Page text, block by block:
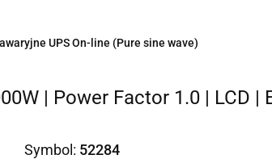
UPS On-line (Pure sine wave)
| Power Factor 1.0 | LCD |
Symbol: 52284